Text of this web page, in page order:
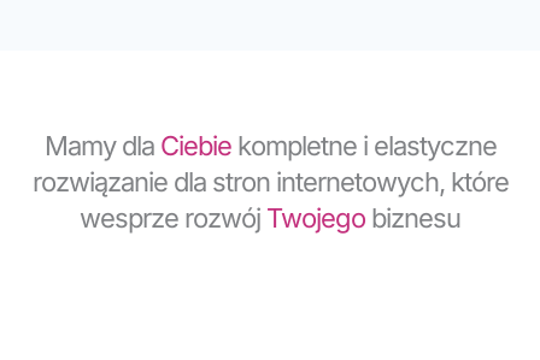
Mamy dla Ciebie kompletne i elastyczne
rozwiązanie dla stron internetowych, które
wesprze rozwój Twojego biznesu